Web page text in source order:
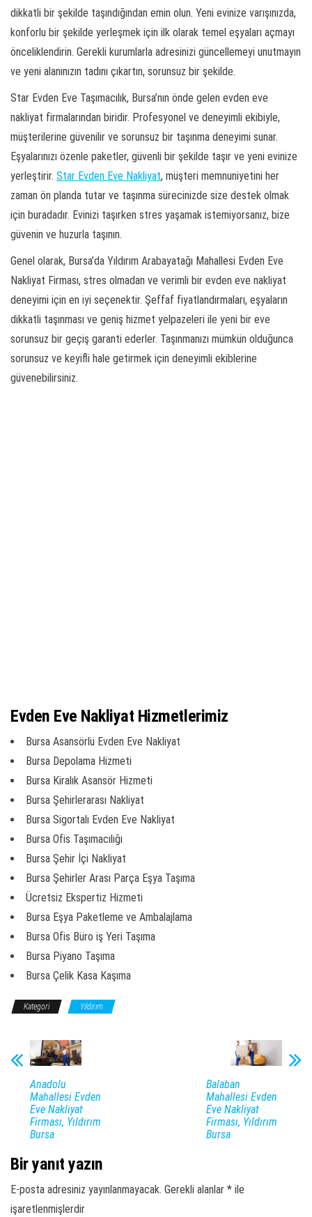
dikkatli bir şekilde taşındığından emin olun. Yeni evinize varışınızda,
konforlu bir şekilde yerleşmek için ilk olarak temel eşyaları açmayı
önceliklendirin. Gerekli kurumlarla adresinizi güncellemeyi unutmayın
ve yeni alanınızın tadını çıkartın, sorunsuz bir şekilde.
Star Evden Eve Taşımacılık, Bursa’nın önde gelen evden eve
nakliyat firmalarından biridir. Profesyonel ve deneyimli ekibiyle,
müşterilerine güvenilir ve sorunsuz bir taşınma deneyimi sunar.
Eşyalarınızı özenle paketler, güvenli bir şekilde taşır ve yeni evinize
yerleştirir. Star Evden Eve Nakliyat, müşteri memnuniyetini her
zaman ön planda tutar ve taşınma sürecinizde size destek olmak
için buradadır. Evinizi taşırken stres yaşamak istemiyorsanız, bize
güvenin ve huzurla taşının.
Genel olarak, Bursa’da Yıldırım Arabayatağı Mahallesi Evden Eve
Nakliyat Firması, stres olmadan ve verimli bir evden eve nakliyat
deneyimi için en iyi seçenektir. Şeffaf fiyatlandırmaları, eşyaların
dikkatli taşınması ve geniş hizmet yelpazeleri ile yeni bir eve
sorunsuz bir geçiş garanti ederler. Taşınmanızı mümkün olduğunca
sorunsuz ve keyifli hale getirmek için deneyimli ekiblerine
güvenebilirsiniz.
Evden Eve Nakliyat Hizmetlerimiz
Bursa Asansörlü Evden Eve Nakliyat
Bursa Depolama Hizmeti
Bursa Kiralık Asansör Hizmeti
Bursa Şehirlerarası Nakliyat
Bursa Sigortalı Evden Eve Nakliyat
Bursa Ofis Taşımacılığı
Bursa Şehir İçi Nakliyat
Bursa Şehirler Arası Parça Eşya Taşıma
Ücretsiz Ekspertiz Hizmeti
Bursa Eşya Paketleme ve Ambalajlama
Bursa Ofis Büro iş Yeri Taşıma
Bursa Piyano Taşıma
Bursa Çelik Kasa Kaşıma
Kategori Yıldırım
Anadolu
Mahallesi Evden
Eve Nakliyat
Firması, Yıldırım
Bursa
Balaban
Mahallesi Evden
Eve Nakliyat
Firması, Yıldırım
Bursa
Bir yanıt yazın
E-posta adresiniz yayınlanmayacak. Gerekli alanlar * ile
işaretlenmişlerdir